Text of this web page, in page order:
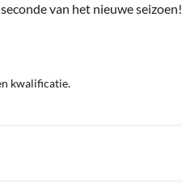
van het nieuwe seizoen!
kwalificatie.